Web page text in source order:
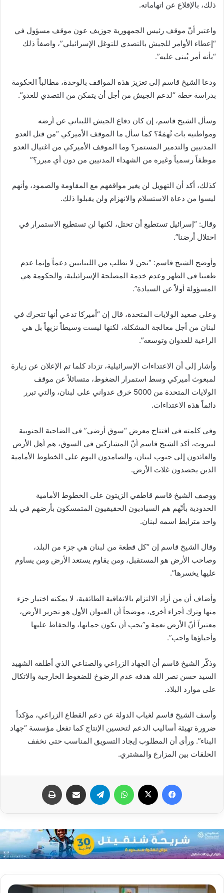
ذلك، بالإقلاع عن اتهاماته.
واعتبر أنّ موقف رئيس الجمهورية جوزيف عون موقف مسؤول في
“إعطاء الأوامر للجيش بالتصدي للتوغل الإسرائيلي”، واصفاً ذلك
“بأنه أمر يُبنى عليه”.
ودعا الشيخ قاسم إلى تعزيز هذه المواقف بالوحدة، مطالباً الحكومة
بدراسة خطة “لدعم الجيش من أجل أن يتمكن من التصدي للعدو”.
وسأل الشيخ قاسم، إن كان دفاع الجيش اللبناني عن أرضه
ومواطنيه بات تُهمَةً؟ كما سأل ما الموقف الأميركي “من قتل العدو
المدنيين والتدمير المستمر؟ وما الموقف الأميركي من اغتيال العدو
موظفاً رسمياً وغيره من الشهداء المدنيين من دون أي مبرر؟”
كذلك، أكد أن التهويل لن يغير مواقفهم مع المقاومة والصمود، وأنهم
ليسوا من دعاة الاستسلام والانهزام ولن يقبلوا ذلك.
وقال: “إسرائيل تستطيع أن تحتل، لكنها لن تستطيع الاستمرار في
احتلال أرضنا”.
وأوضح الشيخ قاسم: “نحن لا نطلب من اللبنانيين دعماً وإنما عدم
طعننا في الظهر وعدم خدمة المصلحة الإسرائيلية، والحكومة هي
المسؤولة أولاً عن السيادة”.
وعلى صعيد الولايات المتحدة، قال إن “أميركا تدعي أنها تتحرك في
لبنان من أجل معالجة المشكلة، لكنها ليست وسيطاً نزيهاً بل هي
الراعية للعدوان وتوسعه”.
وأشار إلى أن الاعتداءات الإسرائيلية، تزداد كلما تم الإعلان عن زيارة
لمبعوث أميركي وسط استمرار الضغوط، متسائلاً عن موقف
الولايات المتحدة من 5000 خرق عدواني على لبنان، والتي تبرر
دائماً هذه الاعتداءات.
وفي كلمته في افتتاح معرض “سوق أرضي” في الضاحية الجنوبية
لبيروت، أكد الشيخ قاسم أنّ المشاركين في السوق، هم أهل الأرض
والعائدون إلى جنوب لبنان، والصامدون اليوم على الخطوط الأمامية
الذين يحصدون غلات الأرض.
ووصف الشيخ قاسم قاطفي الزيتون على الخطوط الأمامية
الحدودية بأنّهم هم السياديون الحقيقيون المتمسكون بأرضهم في بلد
واحد مترابط اسمه لبنان.
وقال الشيخ قاسم إن “كل قطعة من لبنان هي جزء من البلد،
وصاحب الأرض هو المستقبل، ومن يقاوم يستعد الأرض ومن يساوم
عليها يخسرها”.
وأضاف أن من أراد الالتزام بالاتفاقية الطائفية، لا يمكنه اختيار جزء
منها وترك أجزاء أخرى، موضحاً أن العنوان الأول هو تحرير الأرض،
معتبراً أنّ الأرض نعمة و”يجب أن نكون حماتها، والحفاظ عليها
وأحياؤها واجب”.
وذكّر الشيخ قاسم أن الجهاد الزراعي والصناعي الذي أطلقه الشهيد
السيد حسن نصر الله هدفه عدم الرضوخ للضغوط الخارجية والاتكال
على موارد البلاد.
وأسف الشيخ قاسم لغياب الدولة عن دعم القطاع الزراعي، مؤكداً
ضرورة تهيئة أساليب الدعم لتحسين الإنتاج كما تفعل مؤسسة “جهاد
البناء”. ورأى أن المطلوب إيجاد التسويق المناسب حتى نخفف
الحلقات بين المزارع والمشتري.
فيسبوك واتساب تيلقرام مشاركة عبر البريد